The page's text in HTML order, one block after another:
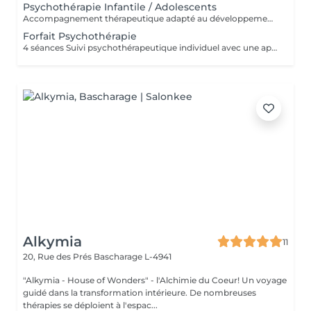
Psychothérapie Infantile / Adolescents
Accompagnement thérapeutique adapté au développement émotionnel des enfants et des adolescents, avec un accent sur le comportement, les émotions et les liens familiaux. Éducation Sexuelle Émotionnelle Séances éducatives et thérapeutiques favorisant le développement sain de la sexualité, des émotions, des limites et de la communication. Prévention des Abus Sexuels Interventions psychoéducatives axées sur la prévention des abus sexuels, renforçant la conscience corporelle, émotionnelle et les stratégies de protection.
Forfait Psychothérapie
4 séances Suivi psychothérapeutique individuel avec une approche psychanalytique, axé sur la connaissance de soi, l’élaboration émotionnelle, la réduction de l’anxiété et l’amélioration de la qualité de vie.
Alkymia
11
20, Rue des Prés Bascharage L-4941
"Alkymia - House of Wonders" - l'Alchimie du Coeur! Un voyage
guidé dans la transformation intérieure. De nombreuses
thérapies se déploient à l'espac...